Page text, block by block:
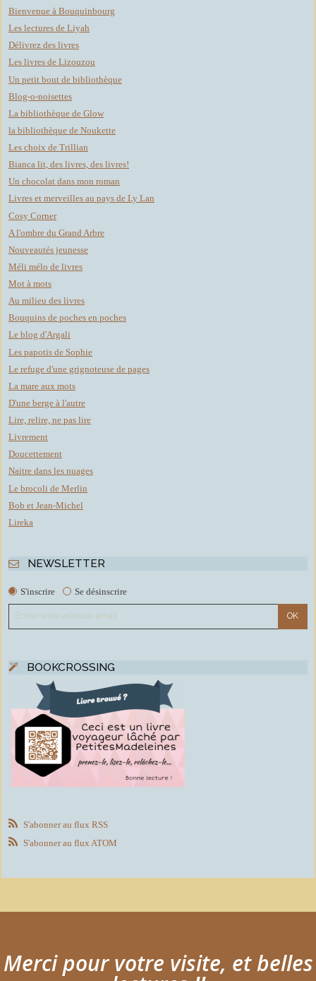
Bienvenue à Bouquinbourg
Les lectures de Liyah
Délivrez des livres
Les livres de Lizouzou
Un petit bout de bibliothèque
Blog-o-noisettes
La bibliothèque de Glow
la bibliothèque de Noukette
Les choix de Trillian
Bianca lit, des livres, des livres!
Un chocolat dans mon roman
Livres et merveilles au pays de Ly Lan
Cosy Corner
A l'ombre du Grand Arbre
Nouveautés jeunesse
Méli mélo de livres
Mot à mots
Au milieu des livres
Bouquins de poches en poches
Le blog d'Argali
Les papotis de Sophie
Le refuge d'une grignoteuse de pages
La mare aux mots
D'une berge à l'autre
Lire, relire, ne pas lire
Livrement
Doucettement
Naitre dans les nuages
Le brocoli de Merlin
Bob et Jean-Michel
Lireka
NEWSLETTER
S'inscrire Se désinscrire
BOOKCROSSING
S'abonner au flux RSS
S'abonner au flux ATOM
Merci pour votre visite, et belles